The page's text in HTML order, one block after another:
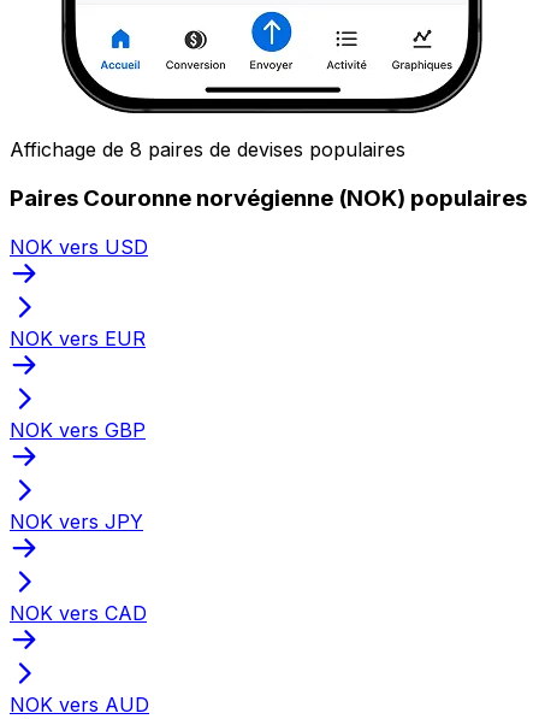
Affichage de 8 paires de devises populaires
Paires Couronne norvégienne (NOK) populaires
NOK vers USD
NOK vers EUR
NOK vers GBP
NOK vers JPY
NOK vers CAD
NOK vers AUD